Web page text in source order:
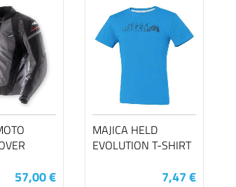
57,00 €
MAJICA HELD
EVOLUTION T-SHIRT
7,47 €